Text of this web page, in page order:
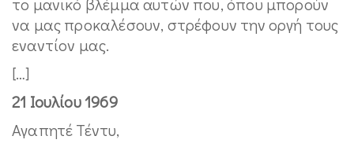
να μας προκαλέσουν, στρέφουν την οργή τους
εναντίον μας.
[…]
21 Ιουλίου 1969
Αγαπητέ Τέντυ,